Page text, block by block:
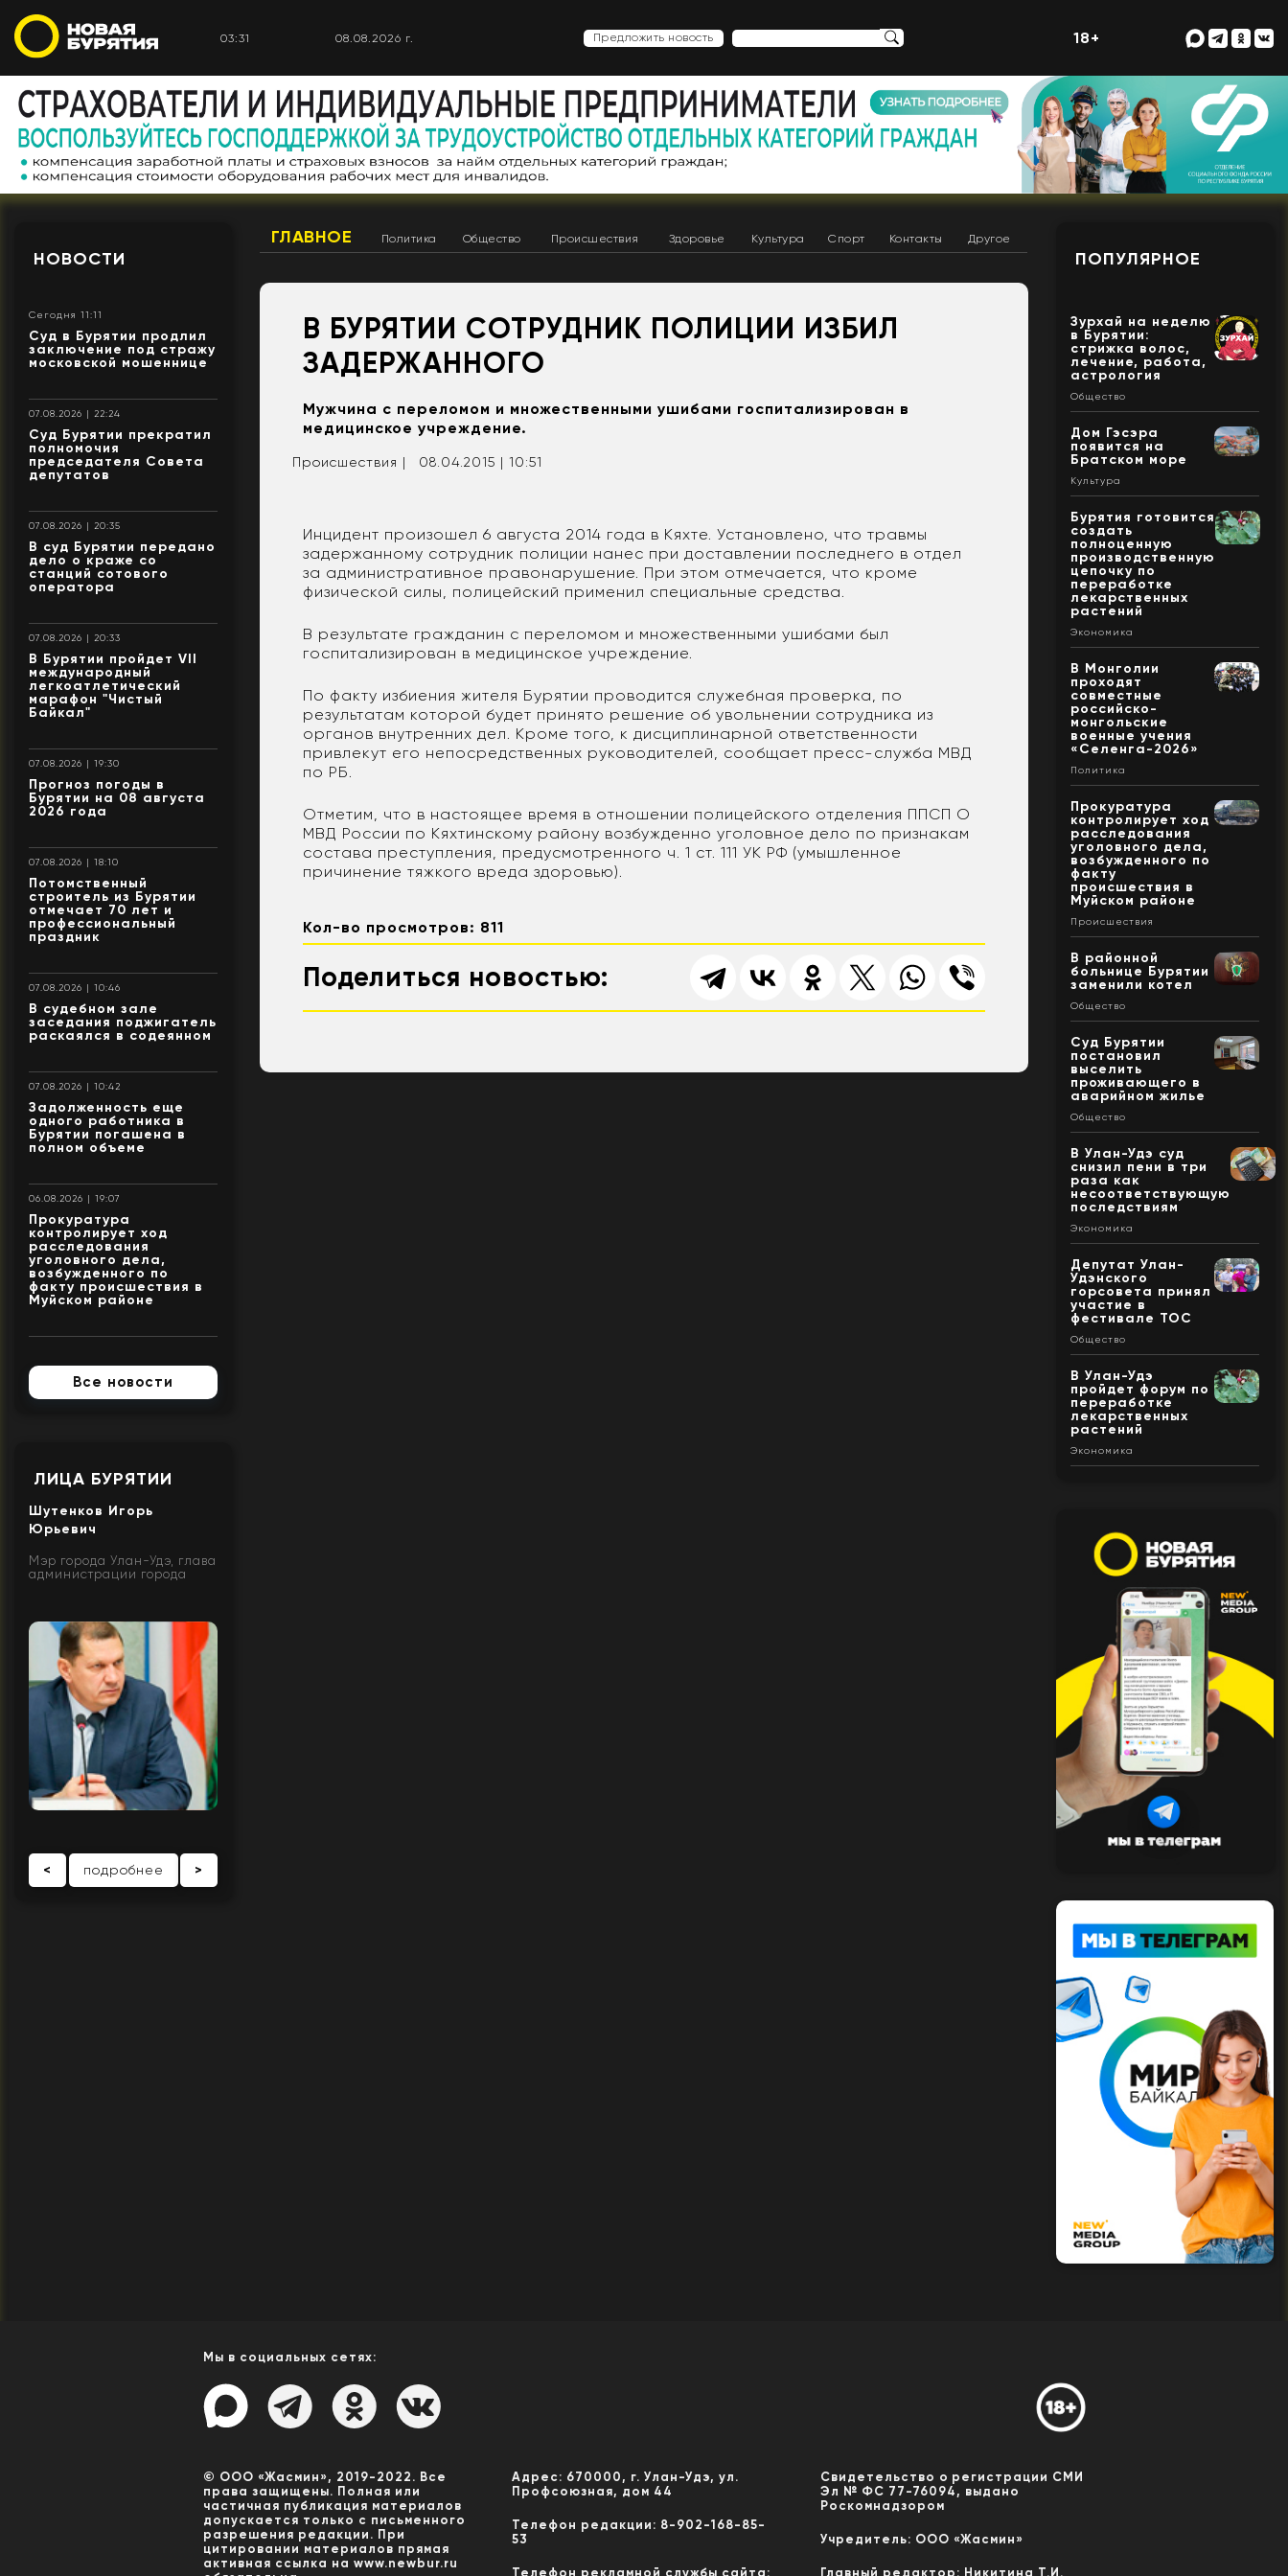
03:31 08.08.2026 г. Предложить новость 18+
НОВОСТИ
Сегодня 11:11
Суд в Бурятии продлил
заключение под стражу
московской мошеннице
07.08.2026 | 22:24
Суд Бурятии прекратил
полномочия
председателя Совета
депутатов
07.08.2026 | 20:35
В суд Бурятии передано
дело о краже со
станций сотового
оператора
07.08.2026 | 20:33
В Бурятии пройдет VII
международный
легкоатлетический
марафон "Чистый
Байкал"
07.08.2026 | 19:30
Прогноз погоды в
Бурятии на 08 августа
2026 года
07.08.2026 | 18:10
Потомственный
строитель из Бурятии
отмечает 70 лет и
профессиональный
праздник
07.08.2026 | 10:46
В судебном зале
заседания поджигатель
раскаялся в содеянном
07.08.2026 | 10:42
Задолженность еще
одного работника в
Бурятии погашена в
полном объеме
06.08.2026 | 19:07
Прокуратура
контролирует ход
расследования
уголовного дела,
возбужденного по
факту происшествия в
Муйском районе
Все новости
ЛИЦА БУРЯТИИ
Шутенков Игорь
Юрьевич
Мэр города Улан-Удэ, глава
администрации города
< подробнее >
ГЛАВНОЕ Политика Общество Происшествия Здоровье Культура Спорт Контакты Другое
В БУРЯТИИ СОТРУДНИК ПОЛИЦИИ ИЗБИЛ
ЗАДЕРЖАННОГО
Мужчина с переломом и множественными ушибами госпитализирован в
медицинское учреждение.
Происшествия | 08.04.2015 | 10:51
Инцидент произошел 6 августа 2014 года в Кяхте. Установлено, что травмы
задержанному сотрудник полиции нанес при доставлении последнего в отдел
за административное правонарушение. При этом отмечается, что кроме
физической силы, полицейский применил специальные средства.
В результате гражданин с переломом и множественными ушибами был
госпитализирован в медицинское учреждение.
По факту избиения жителя Бурятии проводится служебная проверка, по
результатам которой будет принято решение об увольнении сотрудника из
органов внутренних дел. Кроме того, к дисциплинарной ответственности
привлекут его непосредственных руководителей, сообщает пресс-служба МВД
по РБ.
Отметим, что в настоящее время в отношении полицейского отделения ППСП О
МВД России по Кяхтинскому району возбужденно уголовное дело по признакам
состава преступления, предусмотренного ч. 1 ст. 111 УК РФ (умышленное
причинение тяжкого вреда здоровью).
Кол-во просмотров: 811
Поделиться новостью:
ПОПУЛЯРНОЕ
Зурхай на неделю
в Бурятии:
стрижка волос,
лечение, работа,
астрология
Общество
Дом Гэсэра
появится на
Братском море
Культура
Бурятия готовится
создать
полноценную
производственную
цепочку по
переработке
лекарственных
растений
Экономика
В Монголии
проходят
совместные
российско-
монгольские
военные учения
«Селенга-2026»
Политика
Прокуратура
контролирует ход
расследования
уголовного дела,
возбужденного по
факту
происшествия в
Муйском районе
Происшествия
В районной
больнице Бурятии
заменили котел
Общество
Суд Бурятии
постановил
выселить
проживающего в
аварийном жилье
Общество
В Улан-Удэ суд
снизил пени в три
раза как
несоответствующую
последствиям
Экономика
Депутат Улан-
Удэнского
горсовета принял
участие в
фестивале ТОС
Общество
В Улан-Удэ
пройдет форум по
переработке
лекарственных
растений
Экономика
Мы в социальных сетях:
© ООО «Жасмин», 2019-2022. Все
права защищены. Полная или
частичная публикация материалов
допускается только с письменного
разрешения редакции. При
цитировании материалов прямая
активная ссылка на www.newbur.ru
Адрес: 670000, г. Улан-Удэ, ул.
Профсоюзная, дом 44
Телефон редакции: 8-902-168-85-
53
Телефон рекламной службы сайта:
Свидетельство о регистрации СМИ
Эл № ФС 77-76094, выдано
Роскомнадзором
Учредитель: ООО «Жасмин»
Главный редактор: Никитина Т.И.